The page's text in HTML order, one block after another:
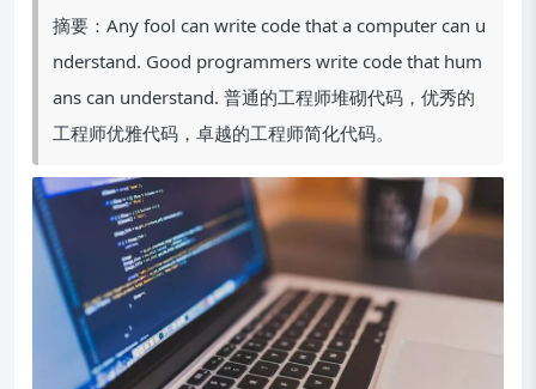
摘要：Any fool can write code that a computer can u
nderstand. Good programmers write code that hum
ans can understand. 普通的工程师堆砌代码，优秀的
工程师优雅代码，卓越的工程师简化代码。